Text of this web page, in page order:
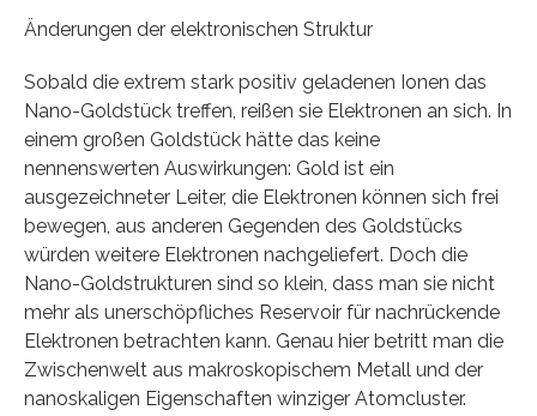
Änderungen der elektronischen Struktur
Sobald die extrem stark positiv geladenen Ionen das
Nano-Goldstück treffen, reißen sie Elektronen an sich. In
einem großen Goldstück hätte das keine
nennenswerten Auswirkungen: Gold ist ein
ausgezeichneter Leiter, die Elektronen können sich frei
bewegen, aus anderen Gegenden des Goldstücks
würden weitere Elektronen nachgeliefert. Doch die
Nano-Goldstrukturen sind so klein, dass man sie nicht
mehr als unerschöpfliches Reservoir für nachrückende
Elektronen betrachten kann. Genau hier betritt man die
Zwischenwelt aus makroskopischem Metall und der
nanoskaligen Eigenschaften winziger Atomcluster.